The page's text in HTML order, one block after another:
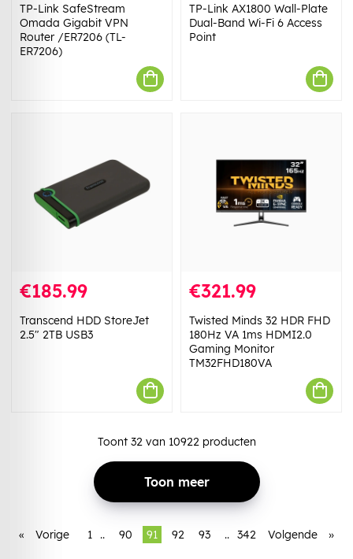
TP-Link SafeStream
Omada Gigabit VPN
Router /ER7206 (TL-
ER7206)
TP-Link AX1800 Wall-Plate
Dual-Band Wi-Fi 6 Access
Point
€185.99
Transcend HDD StoreJet
2.5" 2TB USB3
€321.99
Twisted Minds 32 HDR FHD
180Hz VA 1ms HDMI2.0
Gaming Monitor
TM32FHD180VA
Toont 32van 10922producten
Toon meer
« Vorige 1 .. 90 91 92 93 .. 342 Volgende »